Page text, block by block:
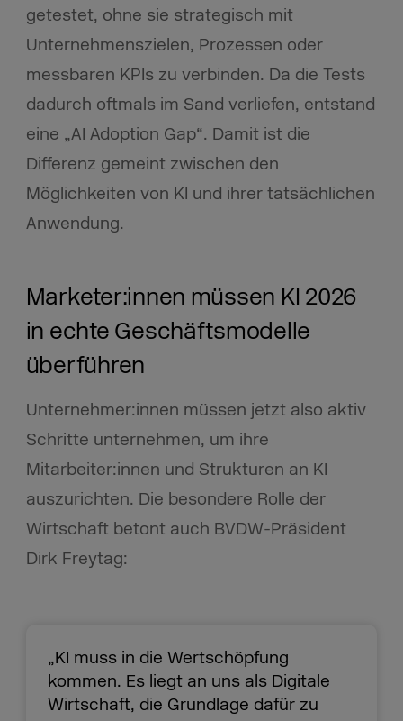
getestet, ohne sie strategisch mit
Unternehmenszielen, Prozessen oder
messbaren KPIs zu verbinden. Da die Tests
dadurch oftmals im Sand verliefen, entstand
eine „AI Adoption Gap“. Damit ist die
Differenz gemeint zwischen den
Möglichkeiten von KI und ihrer tatsächlichen
Anwendung.
Marketer:innen müssen KI 2026
in echte Geschäftsmodelle
überführen
Unternehmer:innen müssen jetzt also aktiv
Schritte unternehmen, um ihre
Mitarbeiter:innen und Strukturen an KI
auszurichten. Die besondere Rolle der
Wirtschaft betont auch BVDW-Präsident
Dirk Freytag:
„KI muss in die Wertschöpfung
kommen. Es liegt an uns als Digitale
Wirtschaft, die Grundlage dafür zu